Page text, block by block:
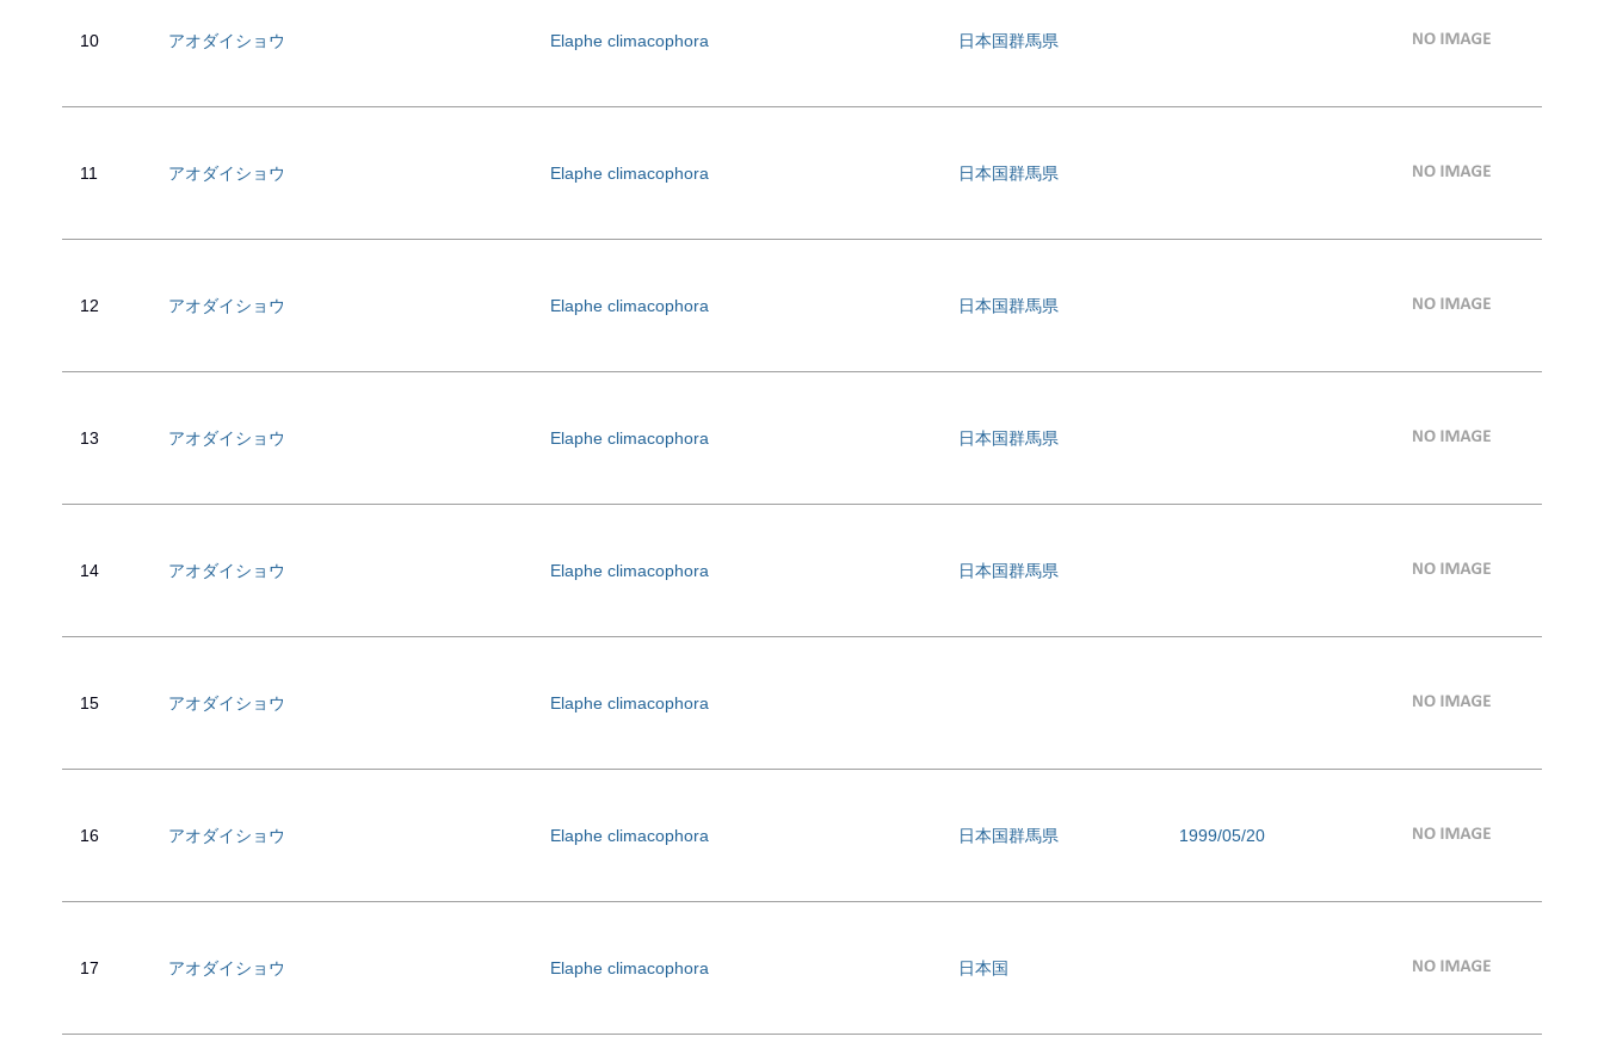
10 アオダイショウ Elaphe climacophora 日本国群馬県
11 アオダイショウ Elaphe climacophora 日本国群馬県
12 アオダイショウ Elaphe climacophora 日本国群馬県
13 アオダイショウ Elaphe climacophora 日本国群馬県
14 アオダイショウ Elaphe climacophora 日本国群馬県
15 アオダイショウ Elaphe climacophora
16 アオダイショウ Elaphe climacophora 日本国群馬県 1999/05/20
17 アオダイショウ Elaphe climacophora 日本国